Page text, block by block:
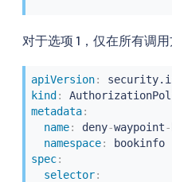
对于选项 1，仅在所有调
apiVersion:
kind :
metadata:
name: deny-waypoint-
namespace:
bookinfo
spec:
selector: